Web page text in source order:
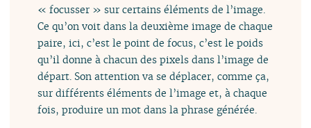
« focusser » sur certains éléments de l’image.
Ce qu’on voit dans la deuxième image de chaque
paire, ici, c’est le point de focus, c’est le poids
qu’il donne à chacun des pixels dans l’image de
départ. Son attention va se déplacer, comme ça,
sur différents éléments de l’image et, à chaque
fois, produire un mot dans la phrase générée.